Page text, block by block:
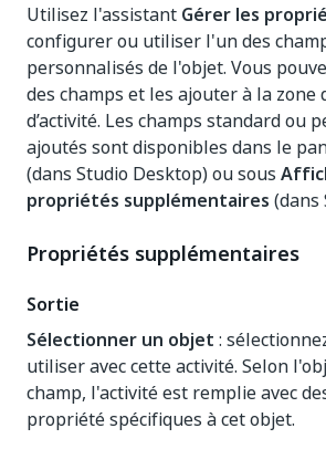
Utilisez l'assistant Gérer les
configurer ou utiliser l'un des
personnalisés de l'objet. Vous
des champs et les ajouter à la zone
d’activité. Les champs standard ou
ajoutés sont disponibles dans le
(dans Studio Desktop) ou sous
propriétés supplémentaires (dans
Propriétés supplémentaires
Sortie
Sélectionner un objet :
utiliser avec cette activité. Selon
champ, l'activité est remplie avec
propriété spécifiques à cet objet.